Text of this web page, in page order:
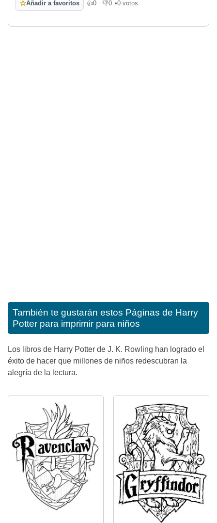
☆Añadir a favoritos 👍0
Me gusta
👎0
No me gusta
•0 votos
También te gustarán estos Páginas de Harry
Potter para imprimir para niños
Los libros de Harry Potter de J. K. Rowling han logrado el
éxito de hacer que millones de niños redescubran la
alegría de la lectura.